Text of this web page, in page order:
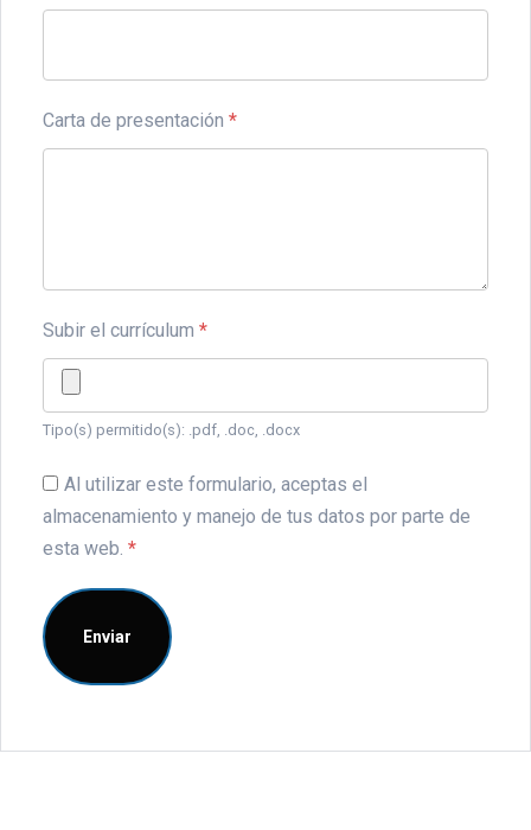
Carta de presentación *
Subir el currículum *
Tipo(s) permitido(s): .pdf, .doc, .docx
Al utilizar este formulario, aceptas el
almacenamiento y manejo de tus datos por parte de
esta web. *